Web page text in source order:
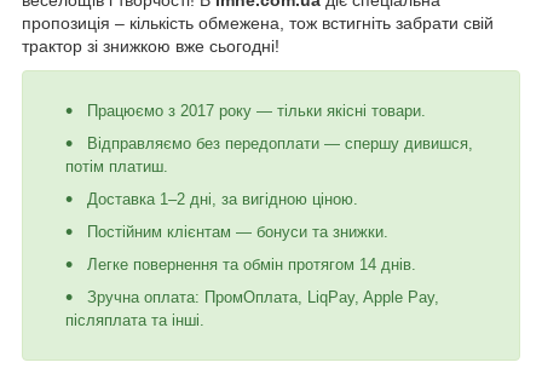
пропозиція – кількість обмежена, тож встигніть забрати свій
трактор зі знижкою вже сьогодні!
Працюємо з 2017 року — тільки якісні товари.
Відправляємо без передоплати — спершу дивишся,
потім платиш.
Доставка 1–2 дні, за вигідною ціною.
Постійним клієнтам — бонуси та знижки.
Легке повернення та обмін протягом 14 днів.
Зручна оплата: ПромОплата, LiqPay, Apple Pay,
післяплата та інші.